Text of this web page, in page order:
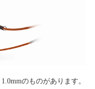
のものがあります。